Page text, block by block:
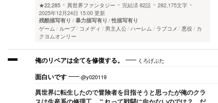
★22,285
異世界ファンタジー 完結済82話
282,175文字
2025年12月24日 15:00 更新
残酷描写有り 暴力描写有り 性描写有り
ゲーム ループ コメディ 男主人公 ハーレム ラブコメ 悪役
カ
クヨムオンリー
俺のリペアは全てを修復する。 くろげぶた
面白いです @y020119
異世界に転生したので冒険者を目指そうと思ったが俺のクラ
スは生産系の修理工。これって戦闘に向かないのでは？ だ